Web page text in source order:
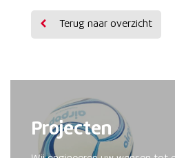
Terug naar overzicht
Projecten